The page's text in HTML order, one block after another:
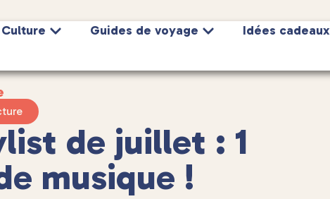
Guides de voyage Idées cadeaux
de juillet : 1
musique !